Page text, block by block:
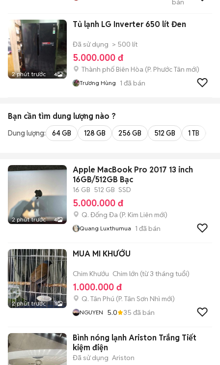
bán
2 phút trước 4
Tủ lạnh LG Inverter 650 lít Đen
Đã sử dụng > 500 lít
5.000.000 đ
Thành phố Biên Hòa (P. Phước Tân mới)
Trương Hùng 1 đã bán
Bạn cần tìm dung lượng nào ?
Dung lượng: 64 GB 128 GB 256 GB 512 GB 1 TB
2 phút trước 4
Apple MacBook Pro 2017 13 inch
16GB/512GB Bạc
16 GB 512 GB SSD
5.000.000 đ
Q. Đống Đa (P. Kim Liên mới)
Quang Luxthumua 1 đã bán
2 phút trước 1
MUA MI KHƯỚU
Chim Khướu Chim lớn (từ 3 tháng tuổi)
1.000.000 đ
Q. Tân Phú (P. Tân Sơn Nhì mới)
NGUYEN 5.0 35 đã bán
Bình nóng lạnh Ariston Trắng Tiết
kiệm điện
Đã sử dụng Ariston